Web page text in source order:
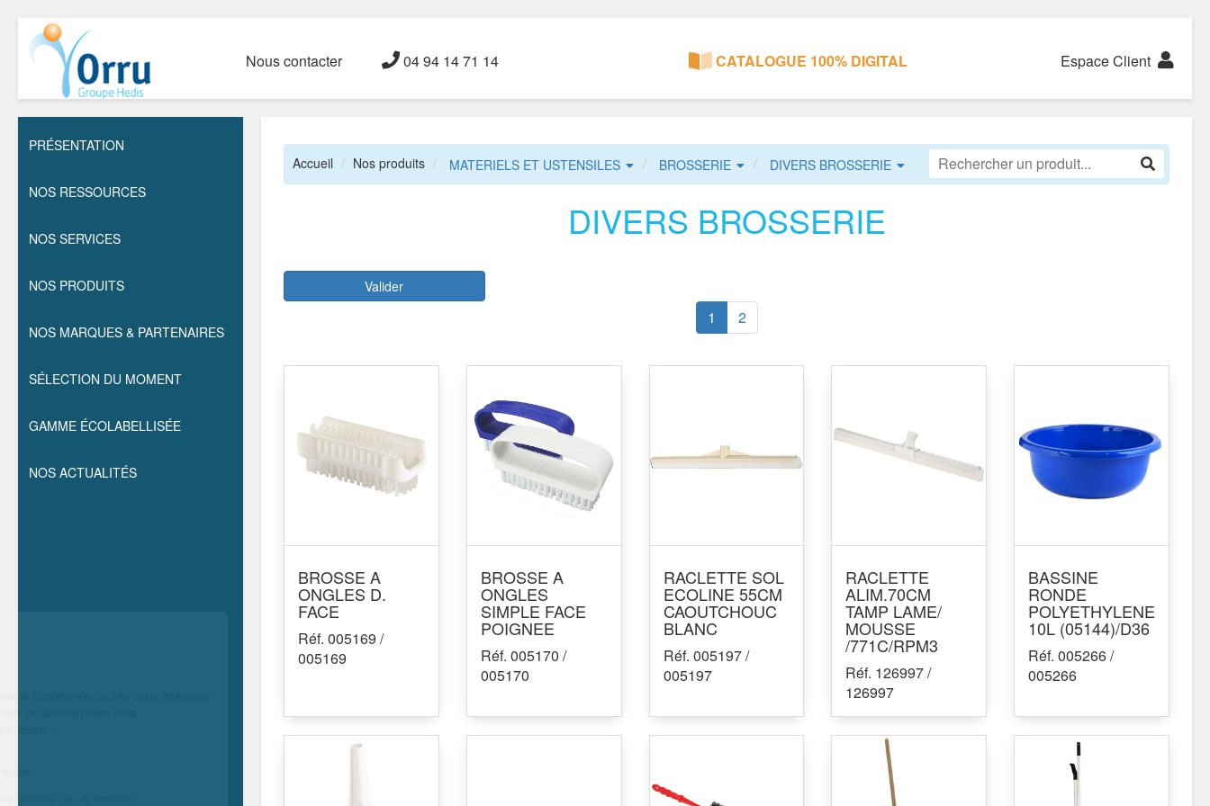
Nous contacter 04 94 14 71 14 CATALOGUE 100% DIGITAL Espace Client
PRÉSENTATION
NOS RESSOURCES
NOS SERVICES
NOS PRODUITS
NOS MARQUES & PARTENAIRES
SÉLECTION DU MOMENT
GAMME ÉCOLABELLISÉE
NOS ACTUALITÉS
Accueil Nos produits MATERIELS ET USTENSILES BROSSERIE DIVERS BROSSERIE
DIVERS BROSSERIE
Valider
1 2
BROSSE A
ONGLES D.
FACE
Réf. 005169 /
005169
BROSSE A
ONGLES
SIMPLE FACE
POIGNEE
Réf. 005170 /
005170
RACLETTE SOL
ECOLINE 55CM
CAOUTCHOUC
BLANC
Réf. 005197 /
005197
RACLETTE
ALIM.70CM
TAMP LAME/
MOUSSE
/771C/RPM3
Réf. 126997 /
126997
BASSINE
RONDE
POLYETHYLENE
10L (05144)/D36
Réf. 005266 /
005266